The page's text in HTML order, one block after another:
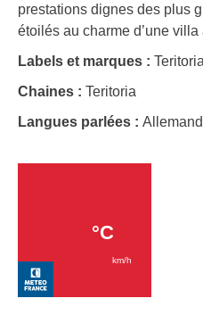
prestations dignes des plus
étoilés au charme d’une
Labels et marques : Teritoria
Chaines : Teritoria
Langues parlées : Allemand